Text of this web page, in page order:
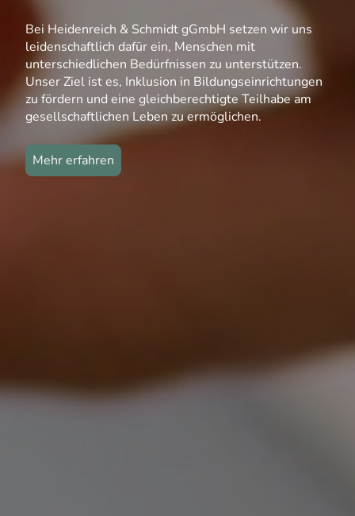
Bei Heidenreich & Schmidt gGmbH setzen wir uns
leidenschaftlich dafür ein, Menschen mit
unterschiedlichen Bedürfnissen zu unterstützen.
Unser Ziel ist es, Inklusion in Bildungseinrichtungen
zu fördern und eine gleichberechtigte Teilhabe am
gesellschaftlichen Leben zu ermöglichen.
Mehr erfahren